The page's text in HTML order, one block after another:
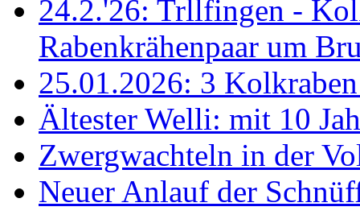
24.2.'26: Trllfingen -
Rabenkrähenpaar um
25.01.2026: 3
Ältester Welli: mit 10
Zwergwachteln in der
Neuer Anlauf der